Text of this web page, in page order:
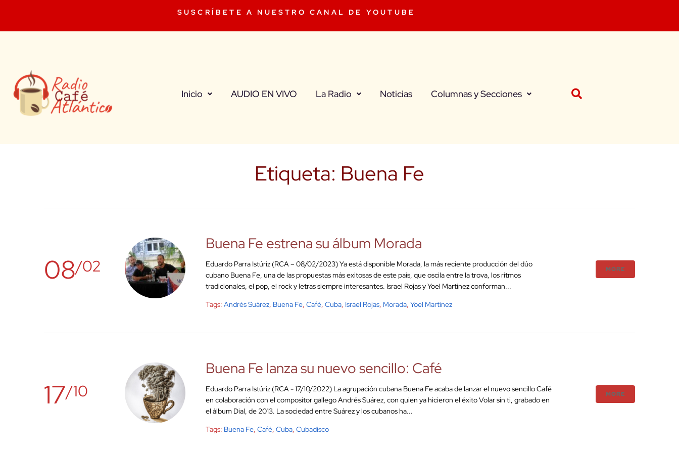
SUSCRÍBETE A NUESTRO CANAL DE YOUTUBE
Inicio AUDIO EN VIVO La Radio Noticias Columnas y Secciones
Etiqueta: Buena Fe
08/02
Buena Fe estrena su álbum Morada
Eduardo Parra Istúriz (RCA – 08/02/2023) Ya está disponible Morada, la más reciente producción del dúo
cubano Buena Fe, una de las propuestas más exitosas de este país, que oscila entre la trova, los ritmos
tradicionales, el pop, el rock y letras siempre interesantes. Israel Rojas y Yoel Martínez conforman...
Tags: Andrés Suárez, Buena Fe, Café, Cuba, Israel Rojas, Morada, Yoel Martínez
MORE
17/10
Buena Fe lanza su nuevo sencillo: Café
Eduardo Parra Istúriz (RCA - 17/10/2022) La agrupación cubana Buena Fe acaba de lanzar el nuevo sencillo Café
en colaboración con el compositor gallego Andrés Suárez, con quien ya hicieron el éxito Volar sin ti, grabado en
el álbum Dial, de 2013. La sociedad entre Suárez y los cubanos ha...
Tags: Buena Fe, Café, Cuba, Cubadisco
MORE